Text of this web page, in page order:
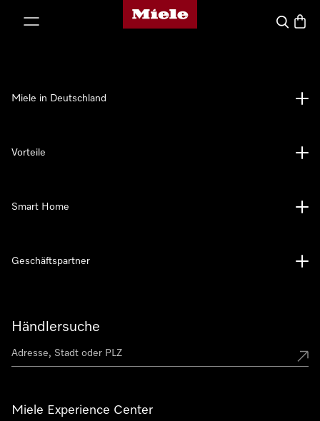
Miele-Homepage
Suche
Händlersuche
Miele Experience Center
Miele in Deutschland
Vorteile
Smart Home
Geschäftspartner